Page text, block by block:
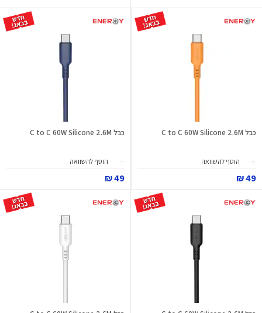
כבל C to C 60W Silicone 2.6M
הוסף להשוואה
49 ₪
כבל C to C 60W Silicone 2.6M
הוסף להשוואה
49 ₪